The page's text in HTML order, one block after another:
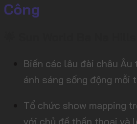
Công
Biến các lâu đài châu Âu
ánh sáng sống động mỗi
Tổ chức show mapping
với chủ đề thần thoại và